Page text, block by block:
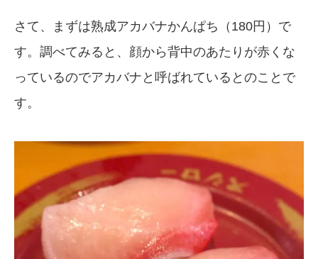
さて、まずは熟成アカバナかんぱち（180円）で
す。調べてみると、顔から背中のあたりが赤くな
っているのでアカバナと呼ばれているとのことで
す。